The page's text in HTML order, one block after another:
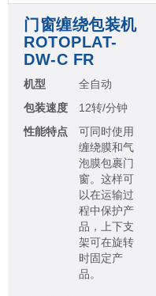
门窗缠绕包装机
ROTOPLAT-
DW-C FR
机型
全自动
包装速度
12转/分钟
性能特点
可同时使用
缠绕膜和气
泡膜包裹门
窗。这样可
以在运输过
程中保护产
品，上下支
架可在旋转
时固定产
品。